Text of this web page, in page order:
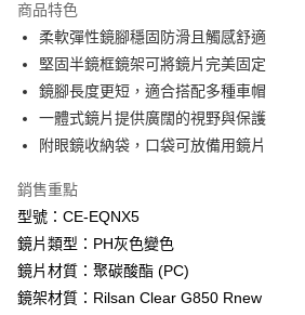
悠遊付
Google Pay
全盈+PAY
AFTEE先享後付
【關於「AFTEE先享後付」】
AFTEE先享後付是「在收到商品之後才付款」的
１．簡單：不需註冊會員、不需綁卡、不需儲值。
２．便利：只要手機號碼，簡訊認證，即可結帳。
３．安心：先確認商品／服務後，再付款。
ATM付款
貨到付款
運送方式
商品特色
柔軟彈性鏡腳穩固防滑且觸感舒適
堅固半鏡框鏡架可將鏡片完美固定
鏡腳長度更短，適合搭配多種車帽
一體式鏡片提供廣闊的視野與保護
附眼鏡收納袋，口袋可放備用鏡片
銷售重點
型號：CE-EQNX5
鏡片類型：PH灰色變色
鏡片材質：聚碳酸酯 (PC)
鏡架材質：Rilsan Clear G850 Rnew